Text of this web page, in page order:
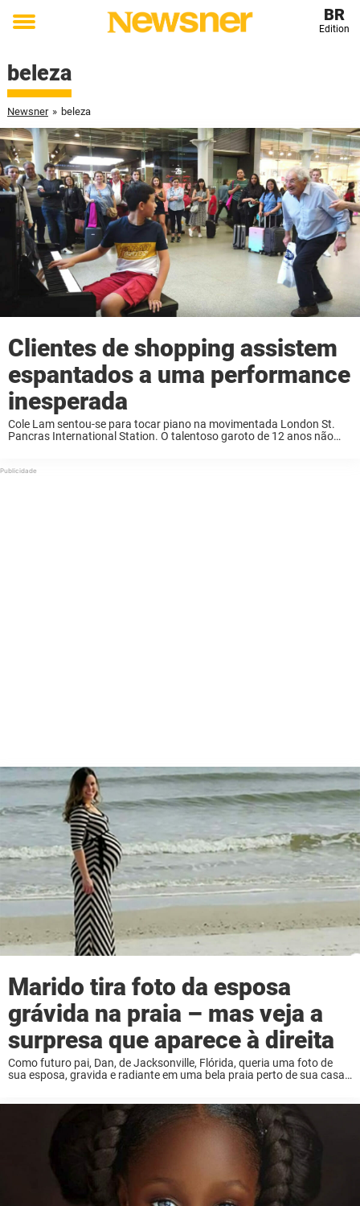
Toggle
BR
Edition
beleza
Newsner » beleza
Clientes de shopping assistem
espantados a uma performance
inesperada
Cole Lam sentou-se para tocar piano na movimentada London St.
Pancras International Station. O talentoso garoto de 12 anos não
Marido tira foto da esposa
grávida na praia – mas veja a
surpresa que aparece à direita
Como futuro pai, Dan, de Jacksonville, Flórida, queria uma foto de
sua esposa, gravida e radiante em uma bela praia perto de sua casa.